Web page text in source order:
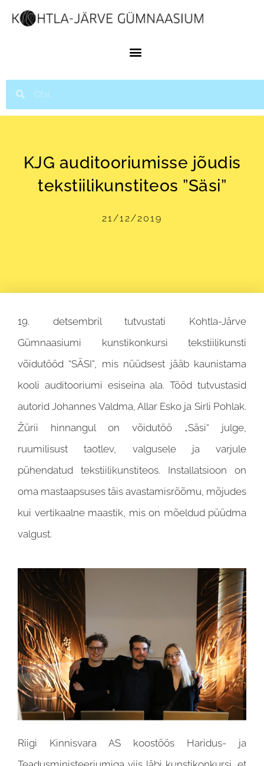
KJG auditooriumisse jõudis
tekstiilikunstiteos ”Säsi”
21/12/2019
19. detsembril tutvustati Kohtla-Järve
Gümnaasiumi kunstikonkursi tekstiilikunsti
võidutööd “SÄSI”, mis nüüdsest jääb kaunistama
kooli auditooriumi esiseina ala. Tööd tutvustasid
autorid Johannes Valdma, Allar Esko ja Sirli Pohlak.
Žürii hinnangul on võidutöö „Säsi“ julge,
ruumilisust taotlev, valgusele ja varjule
pühendatud tekstiilikunstiteos. Installatsioon on
oma mastaapsuses täis avastamisrõõmu, mõjudes
kui vertikaalne maastik, mis on mõeldud püüdma
valgust.
Riigi Kinnisvara AS koostöös Haridus- ja